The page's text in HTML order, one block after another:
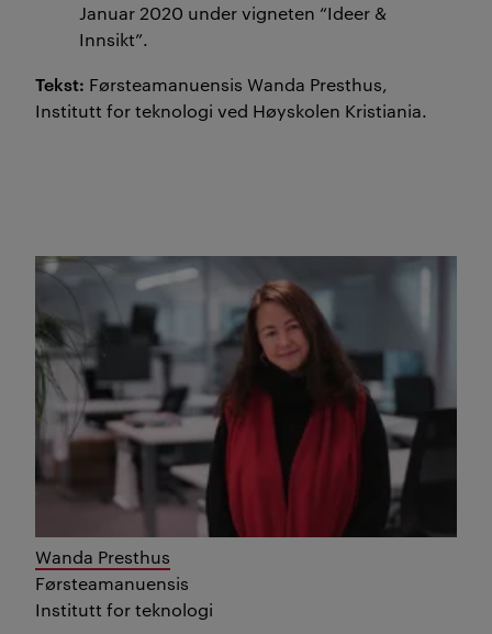
Januar 2020 under vigneten “Ideer &
Innsikt”.
Tekst: Førsteamanuensis Wanda Presthus,
Institutt for teknologi ved Høyskolen Kristiania.
Wanda Presthus
Førsteamanuensis
Institutt for teknologi